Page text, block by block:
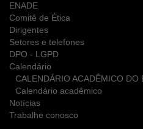
ENADE
Comitê de Ética
Dirigentes
Setores e telefones
DPO - LGPD
Calendário
CALENDÁRIO ACADÊMICO DO
Calendário acadêmico
Notícias
Trabalhe conosco